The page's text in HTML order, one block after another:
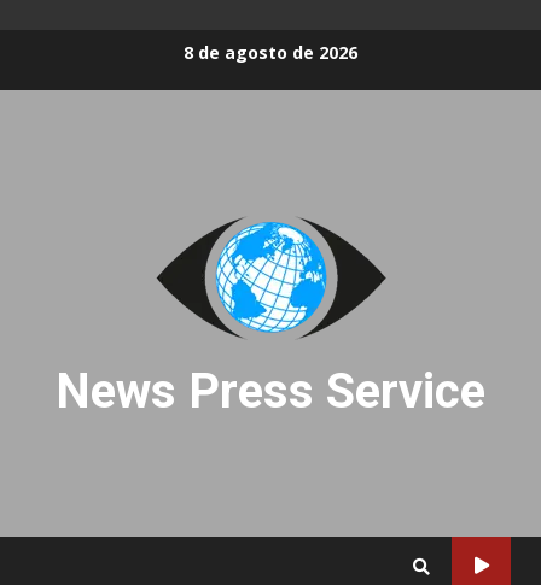
8 de agosto de 2026
News Press Service